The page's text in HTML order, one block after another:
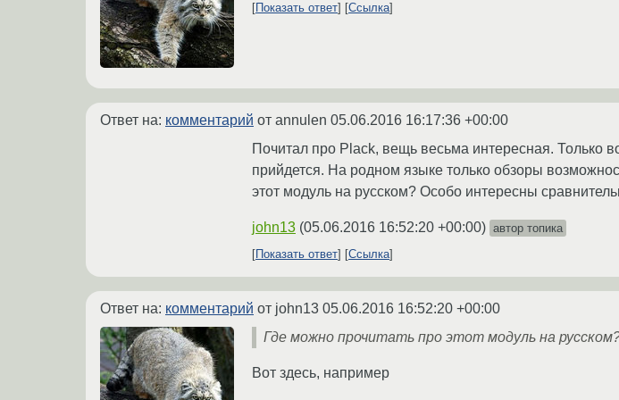
Показать ответ Ссылка
Ответ на: комментарий от annulen 05.06.2016 16:17:36 +00:00
Почитал про Plack, вещь весьма интересная. Только
прийдется. На родном языке только обзоры
этот модуль на русском? Особо интересны
john13 (05.06.2016 16:52:20 +00:00) автор топика
Показать ответ
Ссылка
Ответ на: комментарий от john13 05.06.2016 16:52:20 +00:00
Где можно прочитать про этот модуль на
Вот здесь, например